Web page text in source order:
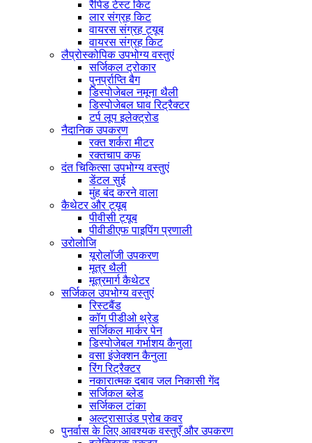
रैपिड टेस्ट किट
लार संग्रह किट
वायरस संग्रह ट्यूब
वायरस संग्रह किट
लैप्रोस्कोपिक उपभोग्य वस्तुएं
सर्जिकल ट्रोकार
पुनर्प्राप्ति बैग
डिस्पोजेबल नमूना थैली
डिस्पोजेबल घाव रिट्रैक्टर
टर्प लूप इलेक्ट्रोड
नैदानिक ​​उपकरण
रक्त शर्करा मीटर
रक्तचाप कफ
दंत चिकित्सा उपभोग्य वस्तुएं
डेंटल सुई
मुंह बंद करने वाला
कैथेटर और ट्यूब
पीवीसी ट्यूब
पीवीडीएफ पाइपिंग प्रणाली
उरोलोजि
यूरोलॉजी उपकरण
मूत्र थैली
मूत्रमार्ग कैथेटर
सर्जिकल उपभोग्य वस्तुएं
रिस्टबैंड
कॉग पीडीओ थ्रेड
सर्जिकल मार्कर पेन
डिस्पोजेबल गर्भाशय कैनुला
वसा इंजेक्शन कैनुला
रिंग रिट्रैक्टर
नकारात्मक दबाव जल निकासी गेंद
सर्जिकल ब्लेड
सर्जिकल टांका
अल्ट्रासाउंड प्रोब कवर
पुनर्वास के लिए आवश्यक वस्तुएँ और उपकरण